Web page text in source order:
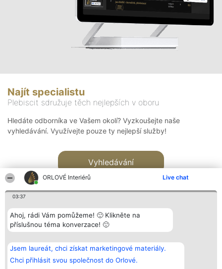
ORLOVÉ Interiérů Live chat
03:37
Ahoj, rádi Vám pomůžeme! 🙂 Klikněte na
příslušnou téma konverzace! 🙂
Jsem laureát, chci získat marketingové materiály.
Chci přihlásit svou společnost do Orlové.
Najít specialistu
Plebiscit sdružuje těch nejlepších v oboru
Hledáte odborníka ve Vašem okolí? Vyzkoušejte naše
vyhledávání. Využívejte pouze ty nejlepší služby!
Vyhledávání
Bright Side Solutions sp. z o.
o. sp. k.
ul. Ruska 22
Wrocław 50-079
Vítězové
Seznam všech
laureátů
Zásady
Kontakt